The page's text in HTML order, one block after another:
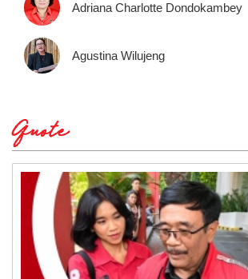
Adriana Charlotte Dondokambey
Agustina Wilujeng
Quote